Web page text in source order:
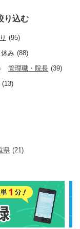
り込む
(95)
休み (88)
管理職・院長 (39)
(13)
県 (21)